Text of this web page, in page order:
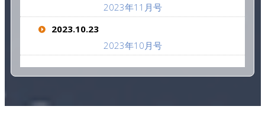
2023年11月号
2023.10.23
2023年10月号